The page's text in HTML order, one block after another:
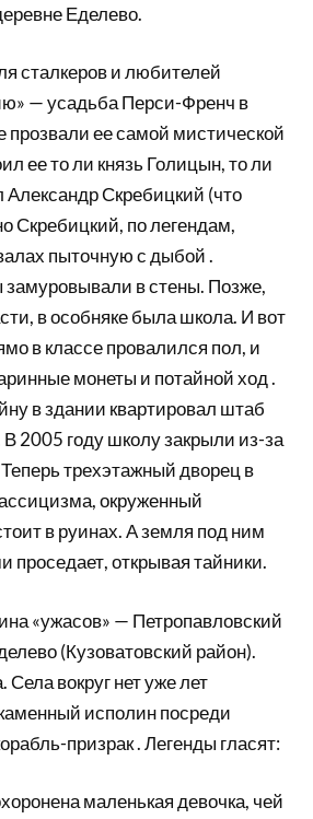
Еделево.
сталкеров и любителей
— усадьба Перси-Френч в
прозвали ее самой мистической
ее то ли князь Голицын, то ли
Александр Скребицкий (что
Скребицкий, по легендам,
пыточную с дыбой .
замуровывали в стены. Позже,
в особняке была школа. И вот
в классе провалился пол, и
монеты и потайной ход .
в здании квартировал штаб
В 2005 году школу закрыли из-за
трехэтажный дворец в
окруженный
в руинах. А земля под ним
проседает, открывая тайники.
«ужасов» — Петропавловский
(Кузоватовский район).
Села вокруг нет уже лет
исполин посреди
призрак . Легенды гласят:
маленькая девочка, чей